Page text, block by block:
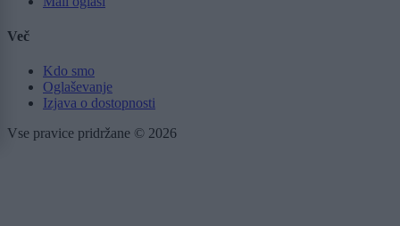
Več
Kdo smo
Oglaševanje
Izjava o dostopnosti
Vse pravice pridržane © 2026